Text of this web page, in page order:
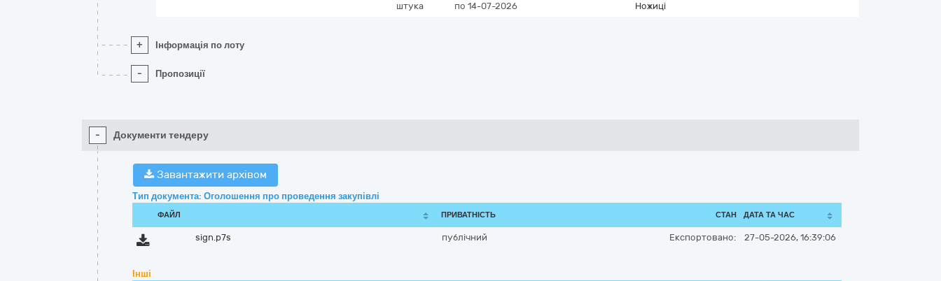
штука
по 14-07-2026
Ножиці
+ Інформація по лоту
- Пропозиції
- Документи тендеру
Завантажити архівом
Тип документа: Оголошення про проведення закупівлі
ФАЙЛ ПРИВАТНІСТЬ СТАН ДАТА ТА ЧАС
sign.p7s публічний Експортовано: 27-05-2026, 16:39:06
Інші